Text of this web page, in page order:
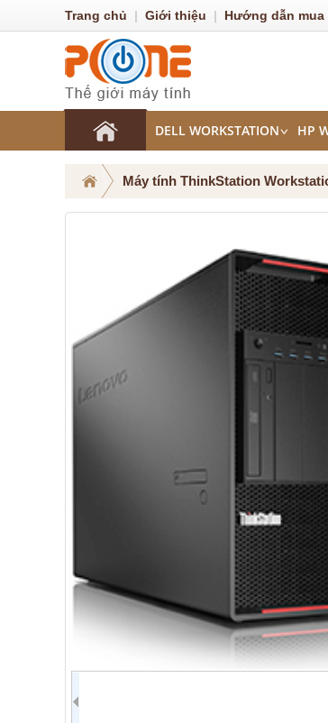
DELL WORKSTATION HP
Máy tính ThinkStation
Trang chủ | Giới thiệu | Hướng dẫn mua